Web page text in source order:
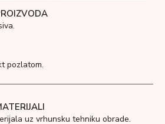
pozlatom.
uz vrhunsku tehniku obrade.